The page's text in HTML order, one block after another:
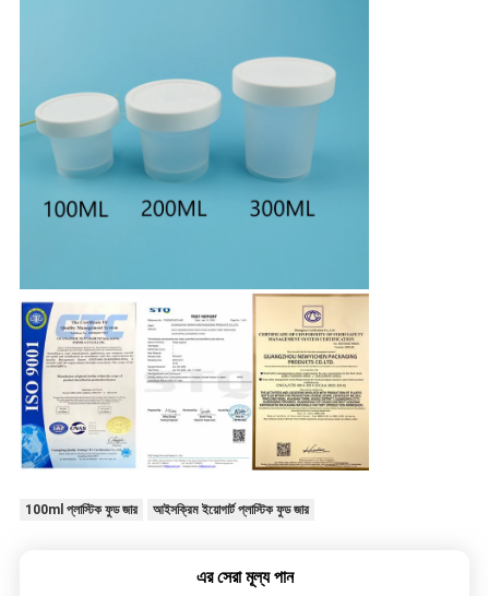
100ml প্লাস্টিক ফুড জার আইসক্রিম ইয়োগার্ট প্লাস্টিক ফুড জার
এর সেরা মূল্য পান